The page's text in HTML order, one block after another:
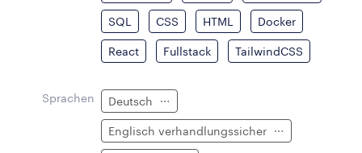
SQL CSS HTML Docker
React Fullstack TailwindCSS
Sprachen Deutsch
Englisch verhandlungssicher